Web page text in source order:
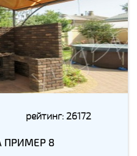
рейтинг: 26172
ПРИМЕР 8